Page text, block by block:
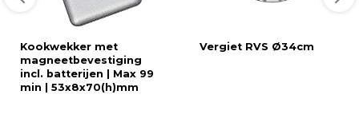
Kookwekker met
magneetbevestiging
incl. batterijen | Max 99
min | 53x8x70(h)mm
Vergiet RVS Ø34cm